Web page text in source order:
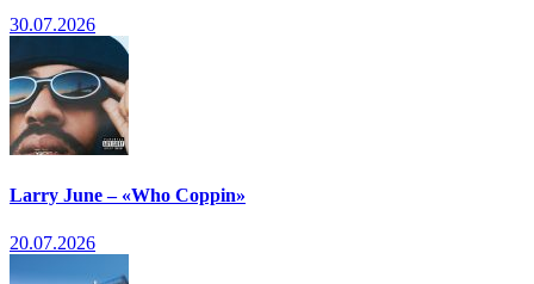
30.07.2026
Larry June – «Who Coppin»
20.07.2026